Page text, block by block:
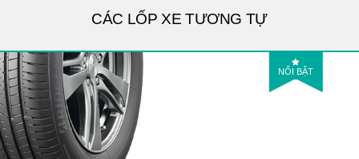
CÁC LỐP XE TƯƠNG TỰ
NỔI BẬT